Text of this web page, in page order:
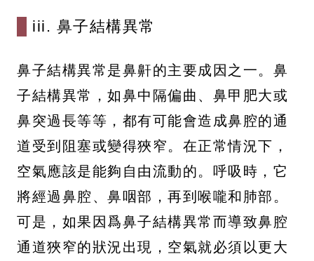
iii. 鼻子結構異常
鼻子結構異常是鼻鼾的主要成因之一。鼻
子結構異常，如鼻中隔偏曲、鼻甲肥大或
鼻突過長等等，都有可能會造成鼻腔的通
道受到阻塞或變得狹窄。在正常情況下，
空氣應該是能夠自由流動的。呼吸時，它
將經過鼻腔、鼻咽部，再到喉嚨和肺部。
可是，如果因爲鼻子結構異常而導致鼻腔
通道狹窄的狀況出現，空氣就必須以更大